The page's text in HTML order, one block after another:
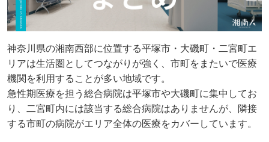
神奈川県の湘南西部に位置する平塚市・大磯町・二宮町エ
リアは生活圏としてつながりが強く、市町をまたいで医療
機関を利用することが多い地域です。
急性期医療を担う総合病院は平塚市や大磯町に集中してお
り、二宮町内には該当する総合病院はありませんが、隣接
する市町の病院がエリア全体の医療をカバーしています。